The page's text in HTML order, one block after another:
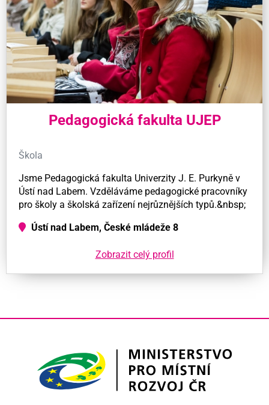
Pedagogická fakulta UJEP
Škola
Jsme Pedagogická fakulta Univerzity J. E. Purkyně v
Ústí nad Labem. Vzděláváme pedagogické pracovníky
pro školy a školská zařízení nejrůznějších typů.&nbsp;
Ústí nad Labem, České mládeže 8
Zobrazit celý profil